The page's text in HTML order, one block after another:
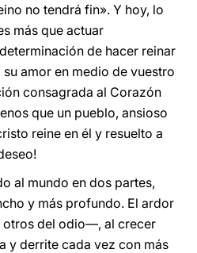
no tendrá fin». Y hoy, lo
más que actuar
de hacer reinar
amor en medio de vuestro
consagrada al Corazón
que un pueblo, ansioso
reine en él y resuelto a
al mundo en dos partes,
y más profundo. El ardor
del odio—, al crecer
y derrite cada vez con más